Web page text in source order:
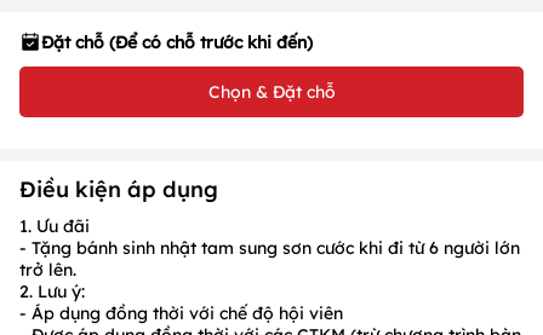
Đặt chỗ (Để có chỗ trước khi đến)
Chọn & Đặt chỗ
Điều kiện áp dụng
1. Ưu đãi
- Tặng bánh sinh nhật tam sung sơn cước khi đi từ6 người lớn
trở lên.
2. Lưu ý:
- Áp dụng đồng thời với chế độ hội viên